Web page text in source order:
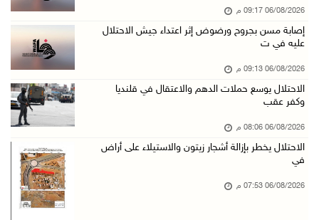
الاحتلال يدمّر بيت الزوجية قبل ساعات من الزفا ...
06/آب/2026 07:27 م
الاحتلال يسلم جثمان الشهيد علاء صبيح من قرية ...
06/آب/2026 06:38 م
دودين والتميمي يسلمان قرار تخصيص أرض لصالح مد ...
06/08/2026 09:17 م
إصابة مسن بجروح ورضوض إثر اعتداء جيش الاحتلال
عليه في ت
06/08/2026 09:13 م
الاحتلال يوسع حملات الدهم والاعتقال في قلنديا
وكفر عقب
06/08/2026 08:06 م
الاحتلال يخطر بإزالة أشجار زيتون والاستيلاء على أراض
في
06/08/2026 07:53 م